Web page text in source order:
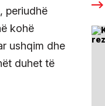
periudhë
kohë
ushqim dhe
duhet të